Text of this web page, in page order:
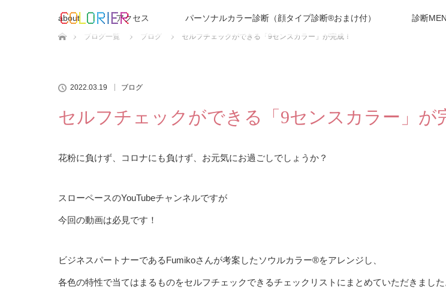
about アクセス パーソナルカラー診断（顔タイプ診断®︎おまけ付） 診断
ホーム
ブログ一覧
ブログ セルフチェックができる「9センスカラー」が完成！
2022.03.19 ブログ
セルフチェックができる「9センスカラー」が
花粉に負けず、コロナにも負けず、お元気にお過ごしでしょうか？
スローペースのYouTubeチャンネルですが
今回の動画は必見です！
ビジネスパートナーであるFumikoさんが考案したソウルカラー®︎をアレンジし、
各色の特性で当てはまるものをセルフチェックできるチェックリストにまとめていただきました